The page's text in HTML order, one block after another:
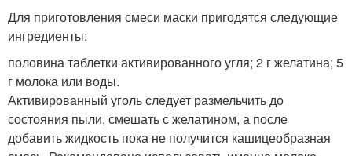
Для приготовления смеси маски пригодятся следующие
ингредиенты:
половина таблетки активированного угля; 2 г желатина; 5
г молока или воды.
Активированный уголь следует размельчить до
состояния пыли, смешать с желатином, а после
добавить жидкость пока не получится кашицеобразная